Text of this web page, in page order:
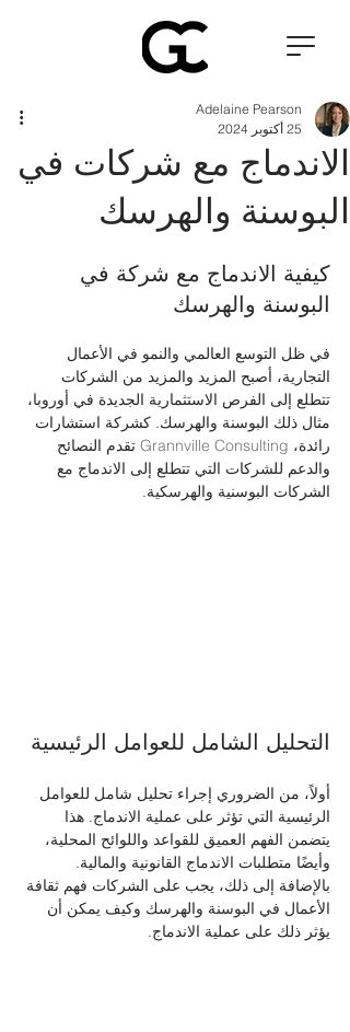
الاندماج مع شركات في
البوسنة والهرسك
Adelaine Pearson
25 أكتوبر 2024
كيفية الاندماج مع شركة في
البوسنة والهرسك
في ظل التوسع العالمي والنمو في الأعمال
التجارية، أصبح المزيد والمزيد من الشركات
تتطلع إلى الفرص الاستثمارية الجديدة في أوروبا،
مثال ذلك البوسنة والهرسك. كشركة استشارات
رائدة، Grannville Consulting تقدم النصائح
والدعم للشركات التي تتطلع إلى الاندماج مع
الشركات البوسنية والهرسكية.
التحليل الشامل للعوامل الرئيسية
أولاً، من الضروري إجراء تحليل شامل للعوامل
الرئيسية التي تؤثر على عملية الاندماج. هذا
يتضمن الفهم العميق للقواعد واللوائح المحلية،
وأيضًا متطلبات الاندماج القانونية والمالية.
بالإضافة إلى ذلك، يجب على الشركات فهم ثقافة
الأعمال في البوسنة والهرسك وكيف يمكن أن
يؤثر ذلك على عملية الاندماج.